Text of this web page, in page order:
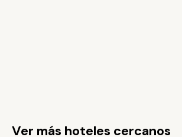
Ver más hoteles cercanos